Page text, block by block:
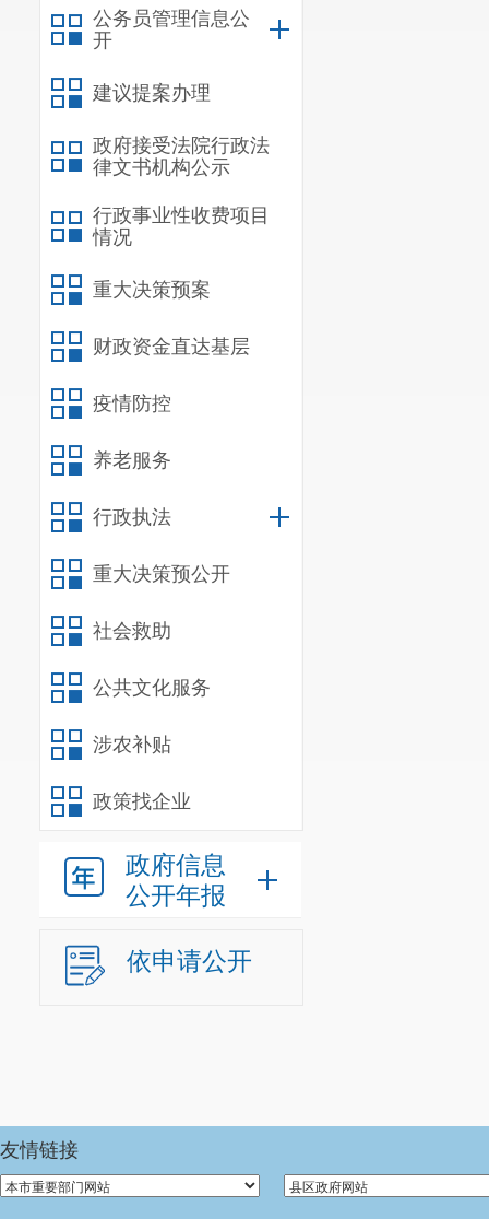
公务员管理信息公
开
建议提案办理
政府接受法院行政法
律文书机构公示
行政事业性收费项目
情况
重大决策预案
财政资金直达基层
疫情防控
养老服务
行政执法
重大决策预公开
社会救助
公共文化服务
涉农补贴
政策找企业
政府信息
公开年报
依申请公开
友情链接